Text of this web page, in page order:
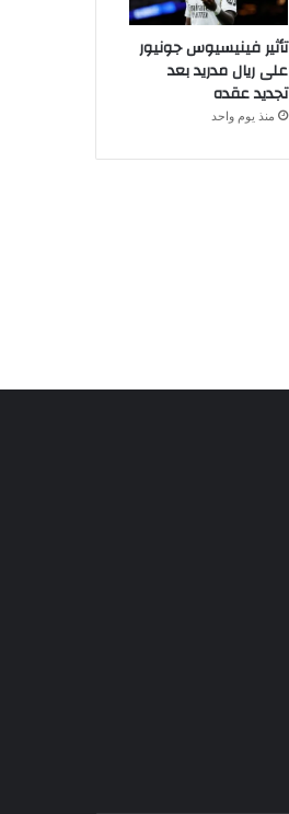
تأثير فينيسيوس جونيور
على ريال مدريد بعد
تجديد عقده
منذ يوم واحد